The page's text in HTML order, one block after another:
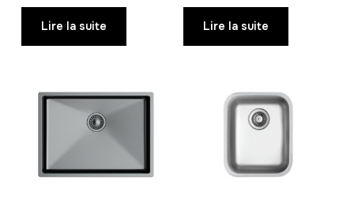
Lire la suite Lire la suite